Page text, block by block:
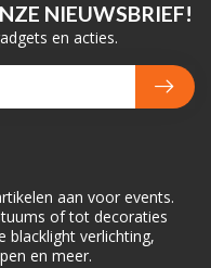
aan voor events.
of tot decoraties
blacklight verlichting,
en meer.
NIEUWSBRIEF!
en acties.